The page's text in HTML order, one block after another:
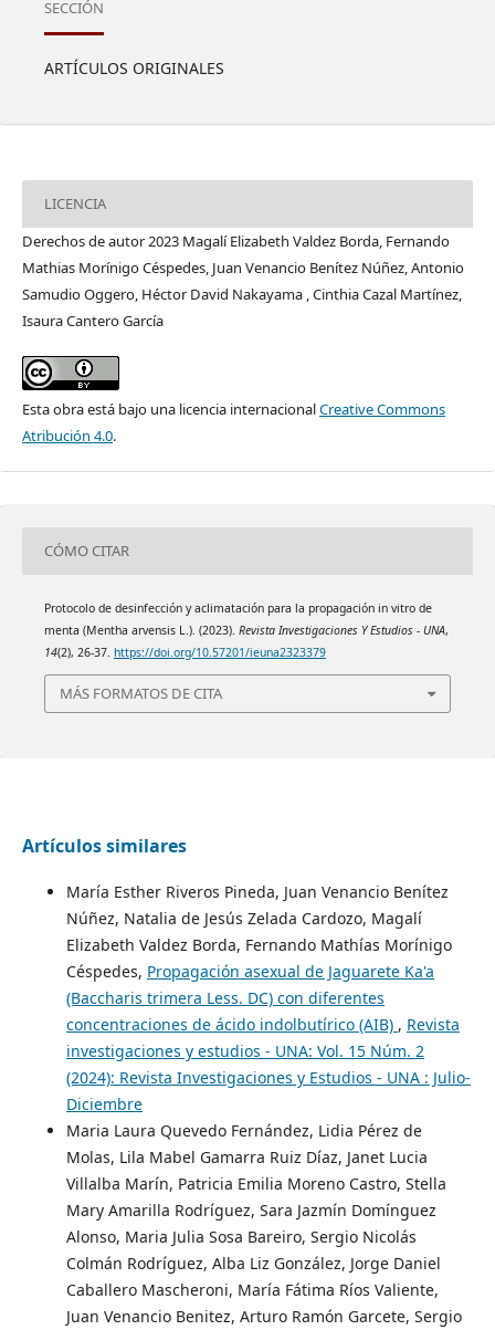
SECCIÓN
ARTÍCULOS ORIGINALES
LICENCIA
Derechos de autor 2023 Magalí Elizabeth Valdez Borda, Fernando
Mathias Morínigo Céspedes, Juan Venancio Benítez Núñez, Antonio
Samudio Oggero, Héctor David Nakayama , Cinthia Cazal Martínez,
Isaura Cantero García
Esta obra está bajo una licencia internacionalCreative Commons
Atribución 4.0.
CÓMO CITAR
Protocolo de desinfección y aclimatación para la propagación in vitro de
menta (Mentha arvensis L.). (2023). Revista Investigaciones Y Estudios - UNA,
14(2), 26-37. https://doi.org/10.57201/ieuna2323379
MÁS FORMATOS DE CITA
Artículos similares
María Esther Riveros Pineda, Juan Venancio Benítez
Núñez, Natalia de Jesús Zelada Cardozo, Magalí
Elizabeth Valdez Borda, Fernando Mathías Morínigo
Céspedes, Propagación asexual de Jaguarete Ka'a
(Baccharis trimera Less. DC) con diferentes
concentraciones de ácido indolbutírico (AIB) , Revista
investigaciones y estudios - UNA: Vol. 15 Núm. 2
(2024): Revista Investigaciones y Estudios - UNA : Julio-
Diciembre
Maria Laura Quevedo Fernández, Lidia Pérez de
Molas, Lila Mabel Gamarra Ruiz Díaz, Janet Lucia
Villalba Marín, Patricia Emilia Moreno Castro, Stella
Mary Amarilla Rodríguez, Sara Jazmín Domínguez
Alonso, Maria Julia Sosa Bareiro, Sergio Nicolás
Colmán Rodríguez, Alba Liz González, Jorge Daniel
Caballero Mascheroni, María Fátima Ríos Valiente,
Juan Venancio Benitez, Arturo Ramón Garcete, Sergio